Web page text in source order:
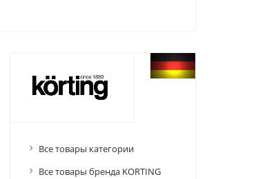
Все товары категории
Все товары бренда KORTING